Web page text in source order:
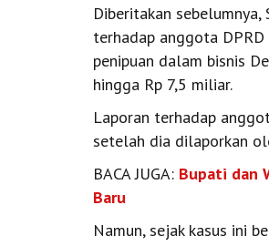
Diberitakan
terhadap anggota
penipuan dalam bisnis
hingga Rp 7,5 miliar.
Laporan terhadap
setelah dia dilaporkan
BACA JUGA: Bupati dan
Baru
Namun, sejak kasus ini